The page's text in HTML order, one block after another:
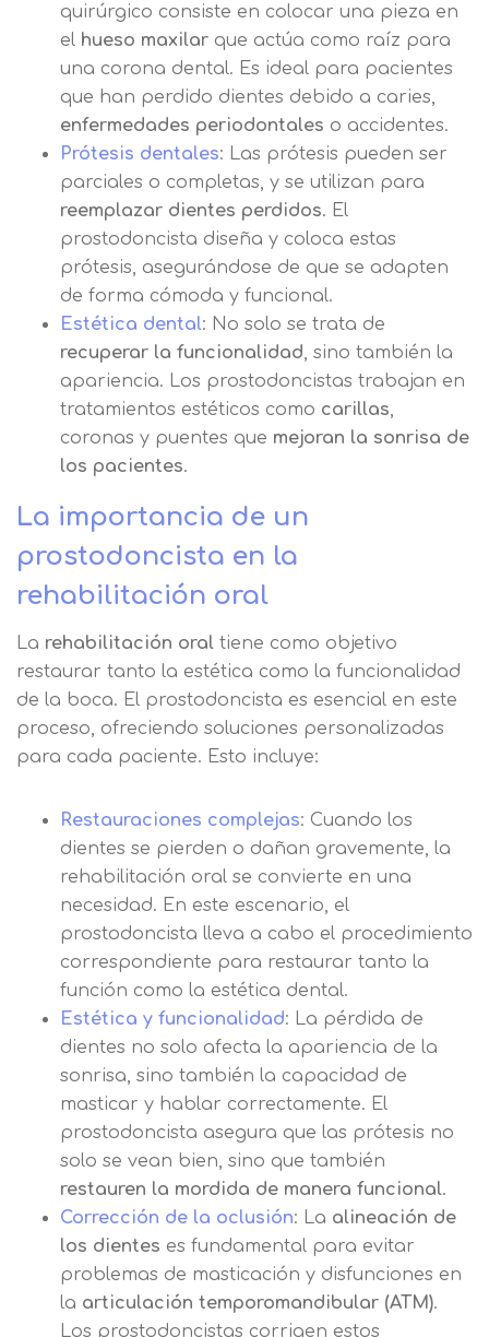
quirúrgico consiste en colocar una pieza en
el hueso maxilar que actúa como raíz para
una corona dental. Es ideal para pacientes
que han perdido dientes debido a caries,
enfermedades periodontales o accidentes.
Prótesis dentales: Las prótesis pueden ser
parciales o completas, y se utilizan para
reemplazar dientes perdidos. El
prostodoncista diseña y coloca estas
prótesis, asegurándose de que se adapten
de forma cómoda y funcional.
Estética dental: No solo se trata de
recuperar la funcionalidad, sino también la
apariencia. Los prostodoncistas trabajan en
tratamientos estéticos como carillas,
coronas y puentes que mejoran la sonrisa de
los pacientes.
La importancia de un
prostodoncista en la
rehabilitación oral
La rehabilitación oral tiene como objetivo
restaurar tanto la estética como la funcionalidad
de la boca. El prostodoncista es esencial en este
proceso, ofreciendo soluciones personalizadas
para cada paciente. Esto incluye:
Restauraciones complejas: Cuando los
dientes se pierden o dañan gravemente, la
rehabilitación oral se convierte en una
necesidad. En este escenario, el
prostodoncista lleva a cabo el procedimiento
correspondiente para restaurar tanto la
función como la estética dental.
Estética y funcionalidad: La pérdida de
dientes no solo afecta la apariencia de la
sonrisa, sino también la capacidad de
masticar y hablar correctamente. El
prostodoncista asegura que las prótesis no
solo se vean bien, sino que también
restauren la mordida de manera funcional.
Corrección de la oclusión: La alineación de
los dientes es fundamental para evitar
problemas de masticación y disfunciones en
la articulación temporomandibular (ATM).
Los prostodoncistas corrigen estos